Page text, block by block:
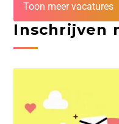
Toon meer vacatures
Inschrijven